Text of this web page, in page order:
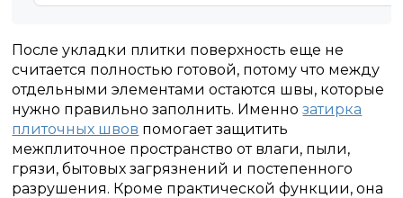
После укладки плитки поверхность еще не
считается полностью готовой, потому что между
отдельными элементами остаются швы, которые
нужно правильно заполнить. Именнозатирка
плиточных швов помогает защитить
межплиточное пространство от влаги, пыли,
грязи, бытовых загрязнений и постепенного
разрушения. Кроме практической функции, она